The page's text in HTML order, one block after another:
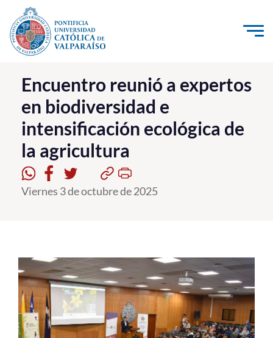
Click acá para ir directamente al contenido
La Universidad
Investigación, Creación e Innovación
PUCV Internacional
Vinculación con el Medio
Admisión
Formación Continua
Estudiantes
Académicos
Encuentro reunió a expertos
en biodiversidad e
intensificación ecológica de
la agricultura
Viernes 3 de octubre de 2025